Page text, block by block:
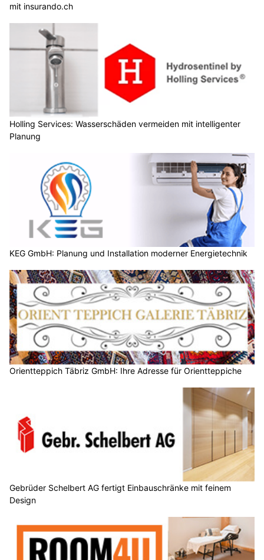
mit insurando.ch
Holling Services: Wasserschäden vermeiden mit intelligenter
Planung
KEG GmbH: Planung und Installation moderner Energietechnik
Orientteppich Täbriz GmbH: Ihre Adresse für Orientteppiche
Gebrüder Schelbert AG fertigt Einbauschränke mit feinem
Design